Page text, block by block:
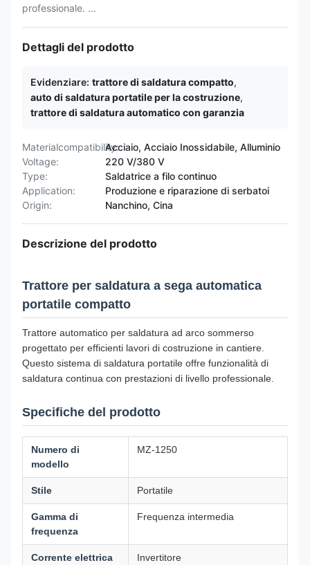
professionale. ...
Dettagli del prodotto
Evidenziare: trattore di saldatura compatto,
auto di saldatura portatile per la costruzione,
trattore di saldatura automatico con garanzia
Materialcompatibility:Acciaio, Acciaio Inossidabile, Alluminio
Voltage:
220 V/380 V
Type:
Saldatrice a filo continuo
Application:
Produzione e riparazione di serbatoi
Origin:
Nanchino, Cina
Descrizione del prodotto
Trattore per saldatura a sega automatica
portatile compatto
Trattore automatico per saldatura ad arco sommerso
progettato per efficienti lavori di costruzione in cantiere.
Questo sistema di saldatura portatile offre funzionalità di
saldatura continua con prestazioni di livello professionale.
Specifiche del prodotto
Numero di
modello
MZ-1250
Stile Portatile
Gamma di
frequenza
Frequenza intermedia
Corrente elettrica Invertitore